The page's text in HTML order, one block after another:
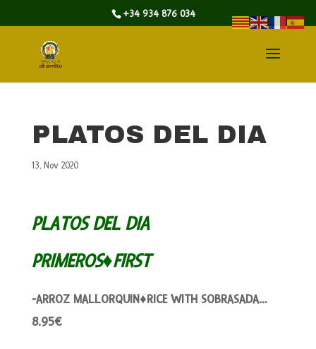
+34 934 876 034
PLATOS DEL DIA
13, Nov 2020
PLATOS DEL DIA
PRIMEROS♦FIRST
-ARROZ MALLORQUIN♦RICE WITH SOBRASADA…
8.95€